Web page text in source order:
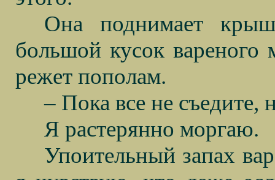
Она поднимает
большой кусок вареного
режет пополам.
– Пока все не съедите,
Я растерянно моргаю.
Упоительный запах